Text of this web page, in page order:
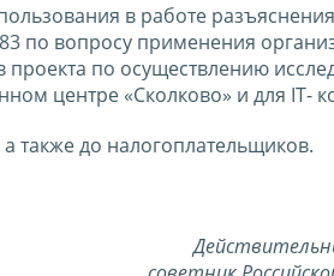
в работе
по вопросу применения
по осуществлению
центре «Сколково» и для IT-
также до налогоплательщиков.